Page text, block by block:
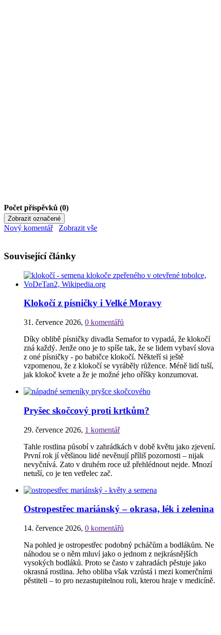
Počet příspěvků (0)
Nový komentář Zobrazit vše
Související články
Klokočí z písničky i Velké Moravy
31. července 2026, 0 komentářů
Díky oblibě písničky divadla Semafor to vypadá, že klokočí
zná každý. Jenže ono je to spíše tak, že se lidem vybaví slova
z oné písničky - po babičce klokočí. Někteří si ještě
vzpomenou, že z klokočí se vyráběly růžence. Méně lidí tuší,
jak klokoč kvete a že je možné jeho oříšky konzumovat.
Pryšec skočcový proti krtkům?
29. července 2026, 1 komentář
Tahle rostlina působí v zahrádkách v době květu jako zjevení.
První rok jí většinou lidé nevěnují příliš pozornosti – nijak
nevyčnívá. Zato v druhém roce už přehlédnout nejde. Mnozí
netuší, co je ten vetřelec zač.
Ostropestřec mariánský – okrasa, lék i zelenina
14. července 2026, 0 komentářů
Na pohled je ostropestřec podobný pcháčům a bodlákům. Ne
náhodou se o něm mluví jako o jednom z nejkrásnějších
vysokých bodláků. Proto se často v zahradách pěstuje jako
okrasná rostlina. Jeho obliba však vzrůstá i mezi komerčními
pěstiteli – to pro nezastupitelnou roli, kterou hraje v medicíně.